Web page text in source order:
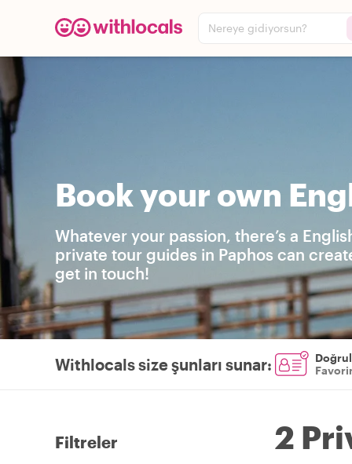
Nereye gidiyorsun?
Book your own
Whatever your passion, there’s a
private tour guides in Paphos can
get in touch!
Withlocals size şunları sunar:
Filtreler 2